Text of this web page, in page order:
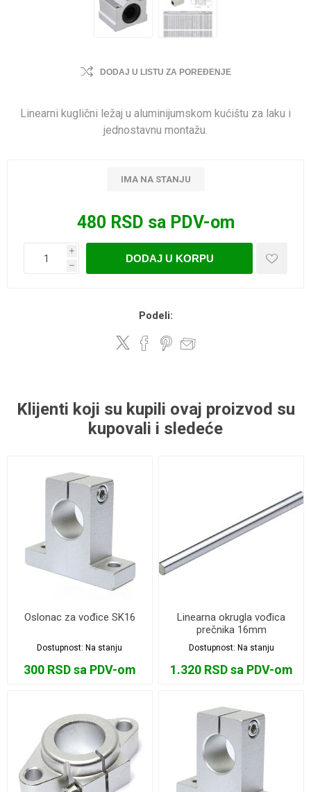
DODAJ U LISTU ZA POREĐENJE
Linearni kuglični ležaj u aluminijumskom kućištu za laku i
jednostavnu montažu.
IMA NA STANJU
480 RSD sa PDV-om
i
h
DODAJ U KORPU
Podeli:
Klijenti koji su kupili ovaj proizvod su
kupovali i sledeće
Oslonac za vođice SK16
Dostupnost:Na stanju
300 RSD sa PDV-om
Linearna okrugla vođica
prečnika 16mm
Dostupnost: Na stanju
1.320 RSD sa PDV-om